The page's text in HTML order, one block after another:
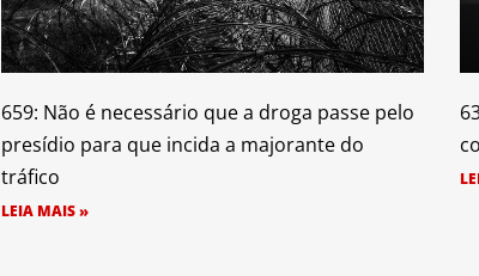
659: Não é necessário que a droga passe pelo
presídio para que incida a majorante do
tráfico
LEIA MAIS »